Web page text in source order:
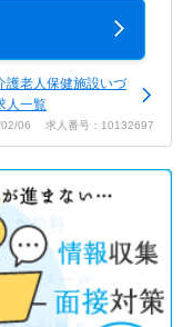
老人保健施設いづ
人一覧
02/06 求人番号：10132697